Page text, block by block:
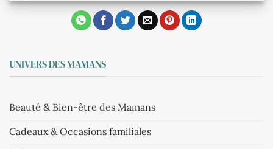
UNIVERS DES MAMANS
Beauté & Bien-être des Mamans
Cadeaux & Occasions familiales